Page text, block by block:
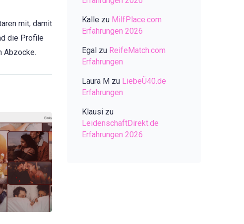
mit, damit
die Profile
Abzocke.
Kalle zu MilfPlace.com
Erfahrungen 2026
Egal zu ReifeMatch.com
Erfahrungen
Laura M zu LiebeÜ40.de
Erfahrungen
Klausi zu
LeidenschaftDirekt.de
Erfahrungen 2026